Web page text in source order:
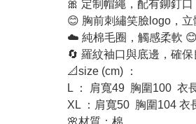
🎀 定制帽繩，配有鉚釘
😊 胸前刺繡笑臉logo，立
☁️ 純棉毛圈，觸感柔軟 😊
🔄 羅紋袖口與底邊，確
📐size (cm) ：
L ： 肩寬49 胸圍100 衣
XL ：肩寬50 胸圍104 衣
🌸材質：棉